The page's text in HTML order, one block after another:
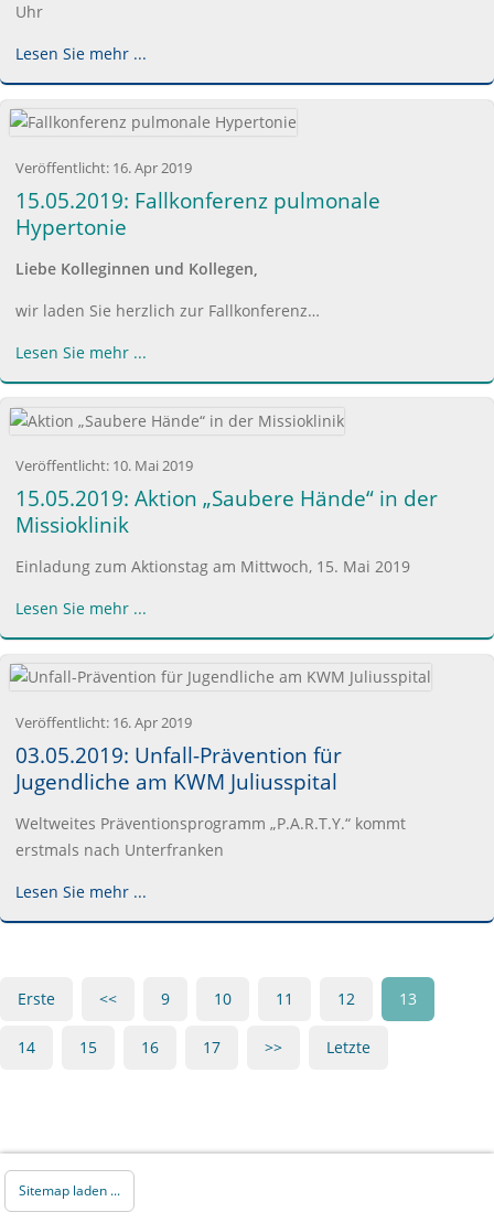
Uhr
Lesen Sie mehr ...
Veröffentlicht: 16. Apr 2019
15.05.2019: Fallkonferenz pulmonale
Hypertonie
Liebe Kolleginnen und Kollegen,
wir laden Sie herzlich zur Fallkonferenz…
Lesen Sie mehr ...
Veröffentlicht: 10. Mai 2019
15.05.2019: Aktion „Saubere Hände“ in der
Missioklinik
Einladung zum Aktionstag am Mittwoch, 15. Mai 2019
Lesen Sie mehr ...
Veröffentlicht: 16. Apr 2019
03.05.2019: Unfall-Prävention für
Jugendliche am KWM Juliusspital
Weltweites Präventionsprogramm „P.A.R.T.Y.“ kommt
erstmals nach Unterfranken
Lesen Sie mehr ...
Erste << 9 10 11 12 13
14 15 16 17 >> Letzte
Sitemap laden ...